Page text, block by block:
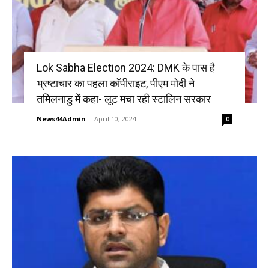
Lok Sabha Election 2024: DMK के पास है
भ्रष्टाचार का पहला कॉपीराइट, पीएम मोदी ने
तमिलनाडु में कहा- लूट मचा रही स्टालिन सरकार
News44Admin - April 10, 2024 0